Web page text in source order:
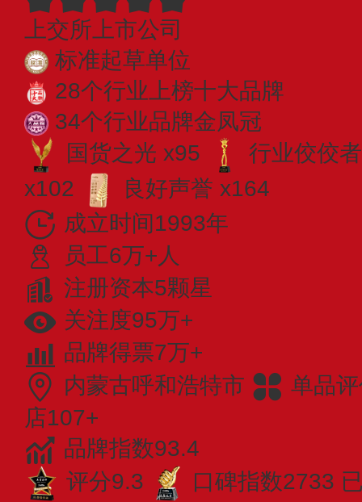
上交所上市公司
标准起草单位
28个行业上榜十大品牌
34个行业品牌金凤冠
国货之光 x95
行业佼佼
x102
良好声誉 x164
成立时间1993年
员工6万+人
注册资本5颗星
关注度95万+
品牌得票7万+
内蒙古呼和浩特市
单品
店107+
品牌指数93.4
评分9.3
口碑指数2733